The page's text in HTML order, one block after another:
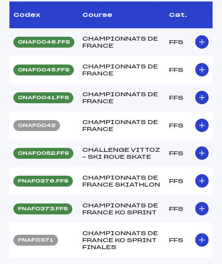
Codex Course Cat.
ONAF0046.FFS
CHAMPIONNATS DE
FRANCE
FFS
ONAF0045.FFS
CHAMPIONNATS DE
FRANCE
FFS
ONAF0041.FFS
CHAMPIONNATS DE
FRANCE
FFS
ONAF0042
CHAMPIONNATS DE
FRANCE
FFS
ONAF0052.FFS
CHALLENGE VITTOZ
– SKI ROUE SKATE
FFS
FNAF0376.FFS
CHAMPIONNATS DE
FRANCE SKIATHLON
FFS
FNAF0373.FFS
CHAMPIONNATS DE
FRANCE KO SPRINT
FFS
FNAF0371
CHAMPIONNATS DE
FRANCE KO SPRINT
FINALES
FFS